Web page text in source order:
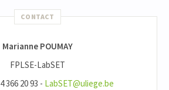
CONTACT
Marianne POUMAY
FPLSE-LabSET
366 20 93 - LabSET@uliege.be